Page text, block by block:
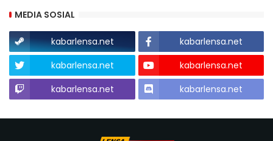
MEDIA SOSIAL
kabarlensa.net
kabarlensa.net
kabarlensa.net
kabarlensa.net
kabarlensa.net
kabarlensa.net